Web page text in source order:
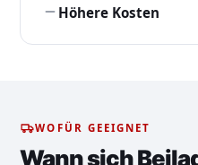
Höhere Kosten
WOFÜR GEEIGNET
Wann sich